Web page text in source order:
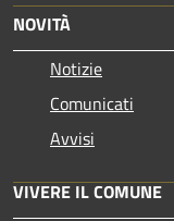
NOVITÀ
Notizie
Comunicati
Avvisi
VIVERE IL COMUNE